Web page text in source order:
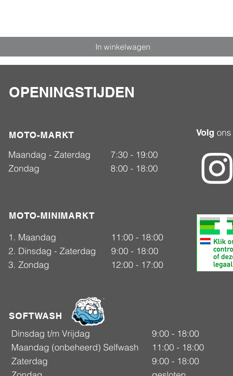
In winkelwagen
OPENINGSTIJDEN
MOTO-MARKT Volg
Maandag - Zaterdag
7:30 - 19:00
Zondag
8:00 - 18:00
MOTO-MINIMARKT
1. Maandag
11:00 - 18:00
2. Dinsdag - Zaterdag
9:00 - 18:00
3. Zondag
12:00 - 17:00
SOFTWASH
Dinsdag t/m Vrijdag
9:00 - 18:00
Maandag (onbeheerd) Selfwash
11:00 - 18:00
Zaterdag
9:00 - 18:00